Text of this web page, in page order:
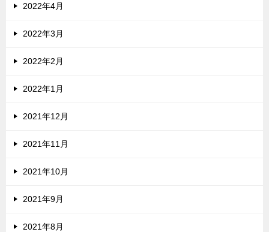
2022年4月
2022年3月
2022年2月
2022年1月
2021年12月
2021年11月
2021年10月
2021年9月
2021年8月